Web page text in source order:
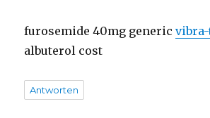
furosemide 40mg generic
albuterol cost
Antworten